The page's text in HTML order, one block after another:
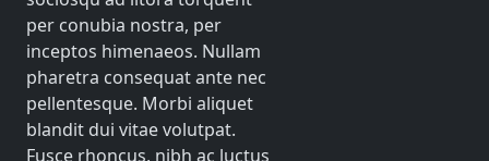
per conubia nostra, per
inceptos himenaeos. Nullam
pharetra consequat ante nec
pellentesque. Morbi aliquet
blandit dui vitae volutpat.
Fusce rhoncus, nibh ac luctus